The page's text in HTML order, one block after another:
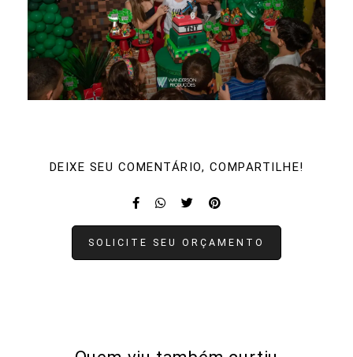
DEIXE SEU COMENTÁRIO, COMPARTILHE!
SOLICITE SEU ORÇAMENTO